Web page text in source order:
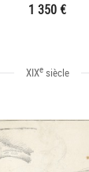
1 350 €
XIXesiècle